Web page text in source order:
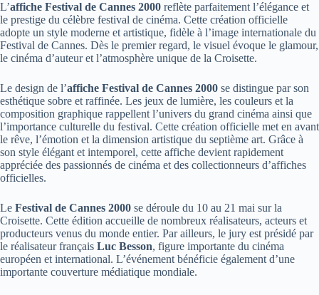
L’affiche Festival de Cannes 2000 reflète parfaitement l’élégance et
le prestige du célèbre festival de cinéma. Cette création officielle
adopte un style moderne et artistique, fidèle à l’image internationale du
Festival de Cannes. Dès le premier regard, le visuel évoque le glamour,
le cinéma d’auteur et l’atmosphère unique de la Croisette.
Le design de l’affiche Festival de Cannes 2000 se distingue par son
esthétique sobre et raffinée. Les jeux de lumière, les couleurs et la
composition graphique rappellent l’univers du grand cinéma ainsi que
l’importance culturelle du festival. Cette création officielle met en avant
le rêve, l’émotion et la dimension artistique du septième art. Grâce à
son style élégant et intemporel, cette affiche devient rapidement
appréciée des passionnés de cinéma et des collectionneurs d’affiches
officielles.
Le Festival de Cannes 2000 se déroule du 10 au 21 mai sur la
Croisette. Cette édition accueille de nombreux réalisateurs, acteurs et
producteurs venus du monde entier. Par ailleurs, le jury est présidé par
le réalisateur français Luc Besson, figure importante du cinéma
européen et international. L’événement bénéficie également d’une
importante couverture médiatique mondiale.